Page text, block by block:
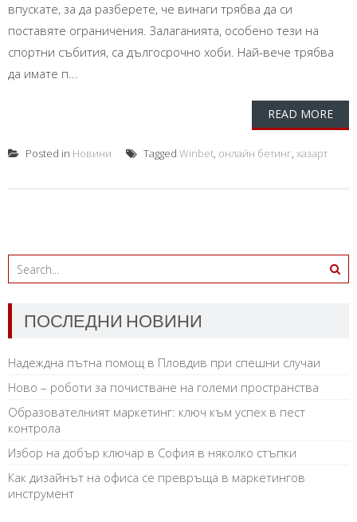
впускате, за да разберете, че винаги трябва да си
поставяте ограничения. Залаганията, особено тези на
спортни събития, са дългосрочно хоби. Най-вече трябва
да имате п...
READ MORE
Posted in Новини Tagged Winbet, онлайн бетинг, хазарт
ПОСЛЕДНИ НОВИНИ
Надеждна пътна помощ в Пловдив при спешни случаи
Ново – роботи за почистване на големи пространства
Образователният маркетинг: ключ към успех в пест
контрола
Избор на добър ключар в София в няколко стъпки
Как дизайнът на офиса се превръща в маркетингов
инструмент